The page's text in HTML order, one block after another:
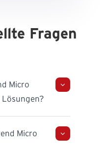
Fragen
Micro
Lösungen?
Micro